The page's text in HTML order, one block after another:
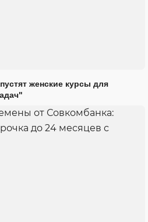
женские курсы для